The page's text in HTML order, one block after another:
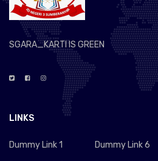
SGARA_KARTI IS GREEN
LINKS
Dummy Link 1 Dummy Link 6